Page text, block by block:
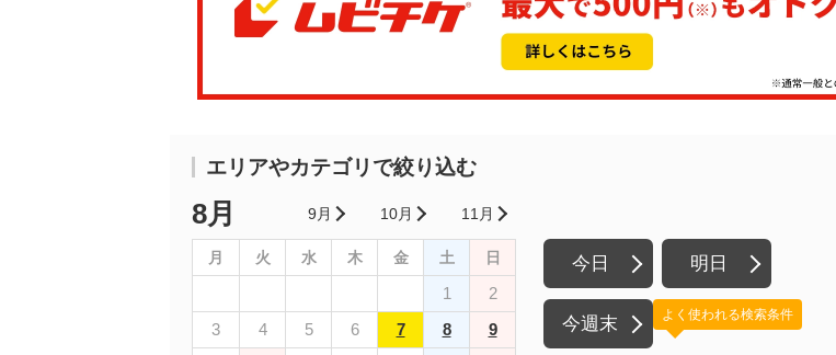
エリアやカテゴリで絞り込む
8月 9月 10月 11月
月 火 水 木 金 土 日
1
2
3
4 5 6 7 8
9
今日 明日
今週末 よく使われる検索条件